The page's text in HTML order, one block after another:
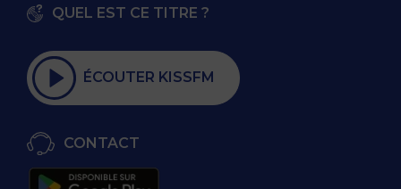
QUEL EST CE TITRE ?
ÉCOUTER KISSFM
CONTACT